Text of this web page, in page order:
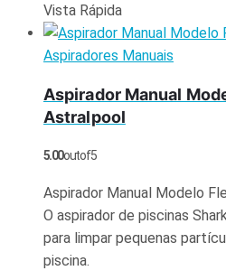
Vista Rápida
Aspiradores Manuais
Aspirador Manual
Astralpool
5.00out of 5
Aspirador Manual Modelo
O aspirador de piscinas
para limpar pequenas
piscina.